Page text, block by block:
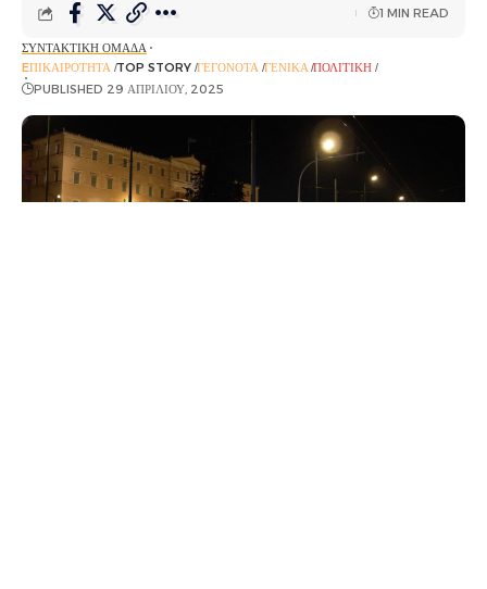
ΣΥΝΤΑΚΤΙΚΉ ΟΜΆΔΑ
EΠΙΚΑΙΡΌΤΗΤΑ TOP STORY ΓΕΓΟΝΌΤΑ ΓΕΝΙΚΆ ΠΟΛΙΤΙΚΉ ΡΟΉ ΕΙΔΉΣΕΩΝ
PUBLISHED 29 ΑΠΡΙΛΊΟΥ, 2025
1 MIN READ